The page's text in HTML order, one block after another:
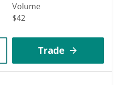
Volume
$42
Trade